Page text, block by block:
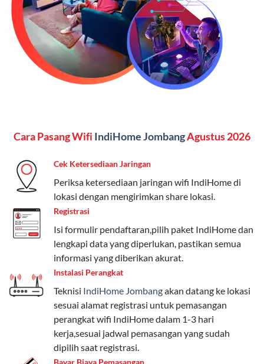
Kelebihan:Paket lengkap untuk pengguna yang
menginginkan internet, komunikasi, dan hiburan
(streaming & TV) dalam satu paket.
Paket Dynamic IP
keluarga, nelpon & SMS semua operator, dan akses
Kelebihan:
Cocok untuk pengguna yang membutuhkan
koneksi internet cepat dan stabil dengan fleksibilitas
kuota. Pilihan harga bervariasi sesuai kebutuhan.
Telkomsel One menyediakan pilihan paket yang
beragam, mulai dari paket hemat hingga premium.
Pengguna bisa memilih sesuai kebutuhan, baik untuk
internet, komunikasi, atau hiburan.
Paket Easy cocok untuk kebutuhan dasar, Paket
Complete untuk yang menginginkan fitur lengkap,
dan Paket Dynamic IP untuk pengguna yang
memprioritaskan kecepatan internet tinggi.
Cara Pasang Wifi IndiHome JombangAgustus 2026
Cek Ketersediaan Jaringan
Periksa ketersediaan jaringan wifi IndiHome di
lokasi dengan mengirimkan share lokasi.
Registrasi
Isi formulir pendaftaran,pilih paket IndiHome dan
lengkapi data yang diperlukan, pastikan semua
informasi yang diberikan akurat.
Instalasi Perangkat
Teknisi IndiHome Jombangakan datang ke lokasi
sesuai alamat registrasi untuk pemasangan
perangkat wifi IndiHome dalam 1-3 hari
kerja,sesuai jadwal pemasangan yang sudah
dipilih saat registrasi.